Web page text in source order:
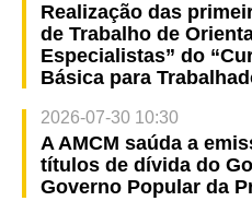
Realização das
de Trabalho de
Especialistas” do
Básica para
2026-07-30 10:30
A AMCM saúda a
títulos de dívida do
Governo Popular da